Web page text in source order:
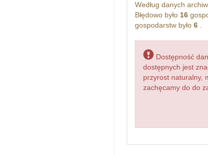
Według danych
Błędowo było 16
gospodarstw było 6.
Dostępność
dostępnych jest
przyrost naturalny,
zachęcamy do do